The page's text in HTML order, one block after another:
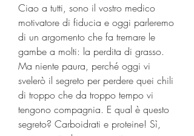
Ciao a tutti, sono il vostro medico
motivatore di fiducia e oggi parleremo
di un argomento che fa tremare le
gambe a molti: la perdita di grasso.
Ma niente paura, perché oggi vi
svelerò il segreto per perdere quei chili
di troppo che da troppo tempo vi
tengono compagnia. E qual è questo
segreto? Carboidrati e proteine! Sì,